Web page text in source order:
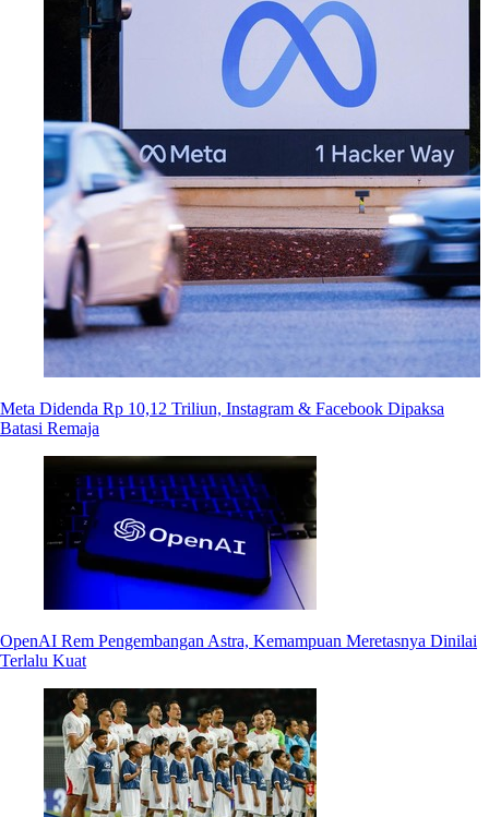
Meta Didenda Rp 10,12 Triliun, Instagram & Facebook Dipaksa
Batasi Remaja
OpenAI Rem Pengembangan Astra, Kemampuan Meretasnya Dinilai
Terlalu Kuat